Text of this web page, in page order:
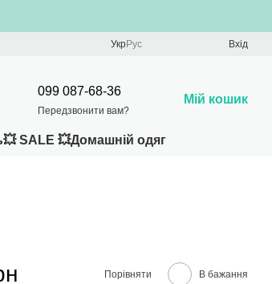
УкрРус Вхід
099 087-68-36
Передзвонити вам?
Мій кошик
💥 SALE 💥Домашній одяг
Порівняти В бажання